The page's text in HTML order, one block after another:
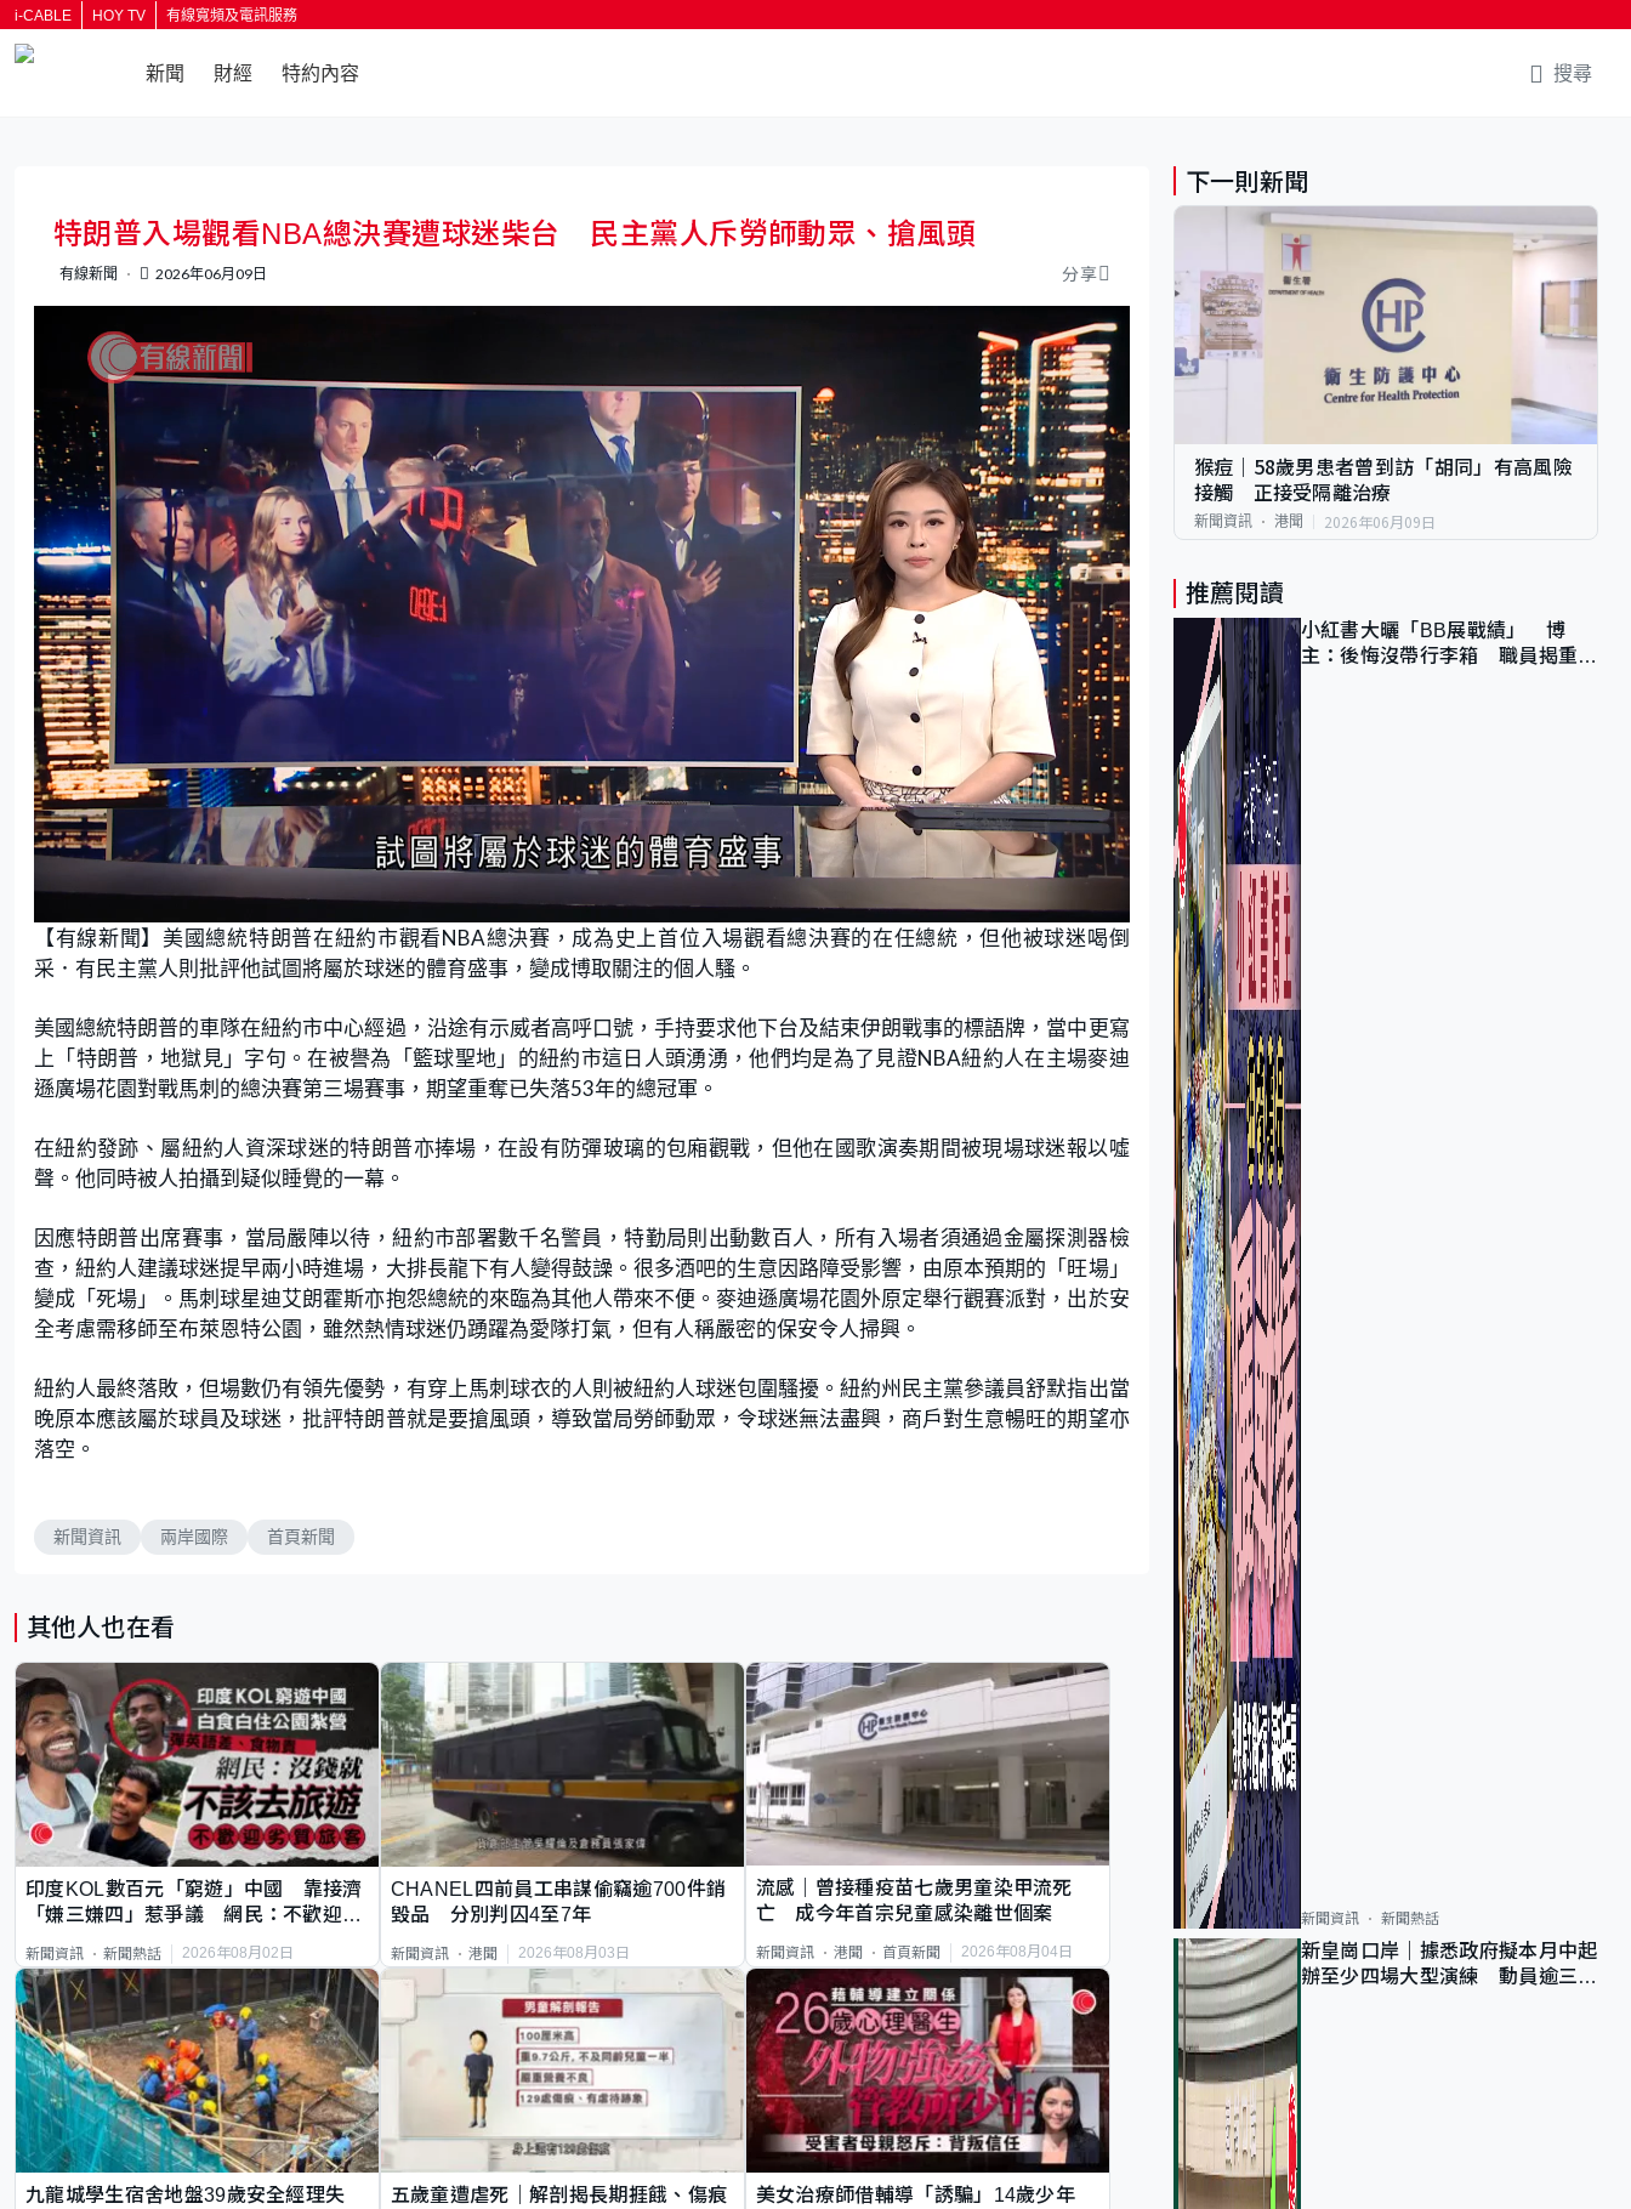
i-CABLE HOY TV 有線寬頻及電訊服務
新聞 財經 特約內容 搜尋
特朗普入場觀看NBA總決賽遭球迷柴台 民主黨人斥勞師動眾、搶風頭
有線新聞 2026年06月09日 分享
n
m
u
t
e
a
d
e
d
:
.
5
%
【有線新聞】美國總統特朗普在紐約市觀看NBA總決賽，成為史上首位入場觀看總決賽的在任總統，但他被球迷喝倒
采．有民主黨人則批評他試圖將屬於球迷的體育盛事，變成博取關注的個人騷。
美國總統特朗普的車隊在紐約市中心經過，沿途有示威者高呼口號，手持要求他下台及結束伊朗戰事的標語牌，當中更寫
上「特朗普，地獄見」字句。在被譽為「籃球聖地」的紐約市這日人頭湧湧，他們均是為了見證NBA紐約人在主場麥迪
遜廣場花園對戰馬刺的總決賽第三場賽事，期望重奪已失落53年的總冠軍。
在紐約發跡、屬紐約人資深球迷的特朗普亦捧場，在設有防彈玻璃的包廂觀戰，但他在國歌演奏期間被現場球迷報以噓
聲。他同時被人拍攝到疑似睡覺的一幕。
因應特朗普出席賽事，當局嚴陣以待，紐約市部署數千名警員，特勤局則出動數百人，所有入場者須通過金屬探測器檢
查，紐約人建議球迷提早兩小時進場，大排長龍下有人變得鼓譟。很多酒吧的生意因路障受影響，由原本預期的「旺場」
變成「死場」。馬刺球星迪艾朗霍斯亦抱怨總統的來臨為其他人帶來不便。麥迪遜廣場花園外原定舉行觀賽派對，出於安
全考慮需移師至布萊恩特公園，雖然熱情球迷仍踴躍為愛隊打氣，但有人稱嚴密的保安令人掃興。
紐約人最終落敗，但場數仍有領先優勢，有穿上馬刺球衣的人則被紐約人球迷包圍騷擾。紐約州民主黨參議員舒默指出當
晚原本應該屬於球員及球迷，批評特朗普就是要搶風頭，導致當局勞師動眾，令球迷無法盡興，商戶對生意暢旺的期望亦
落空。
新聞資訊 兩岸國際 首頁新聞
其他人也在看
印度KOL數百元「窮遊」中國 靠接濟
「嫌三嫌四」惹爭議 網民：不歡迎劣
新聞資訊 新聞熱話 2026年08月02日
CHANEL四前員工串謀偷竊逾700件銷
毀品 分別判囚4至7年
新聞資訊 港聞 2026年08月03日
流感｜曾接種疫苗七歲男童染甲流死
亡 成今年首宗兒童感染離世個案
新聞資訊 港聞 首頁新聞 2026年08月04日
九龍城學生宿舍地盤39歲安全經理失
五歲童遭虐死｜解剖揭長期捱餓、傷痕
美女治療師借輔導「誘騙」14歲少年
下一則新聞
猴痘｜58歲男患者曾到訪「胡同」有高風險
接觸 正接受隔離治療
新聞資訊 港聞 2026年06月09日
推薦閱讀
小紅書大曬「BB展戰績」 博
主：後悔沒帶行李箱 職員揭重複
新聞資訊 新聞熱話
新皇崗口岸｜據悉政府擬本月中起
辦至少四場大型演練 動員逾三萬